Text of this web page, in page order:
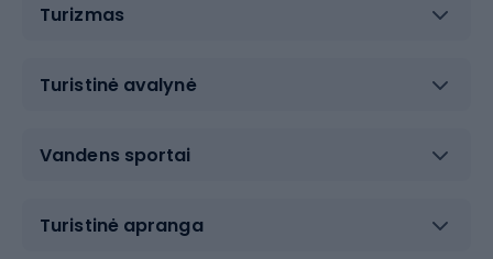
Turizmas
Turistinė avalynė
Vandens sportai
Turistinė apranga